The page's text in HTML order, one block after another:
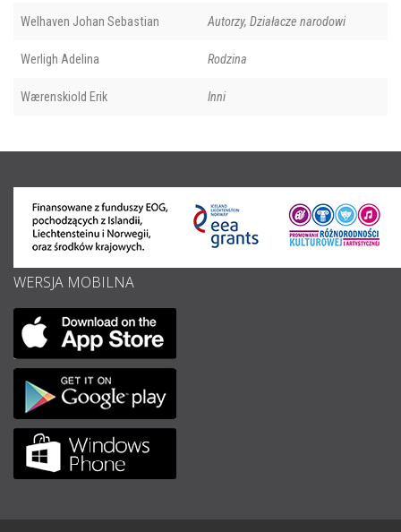
Welhaven Johan Sebastian Autorzy, Działacze narodowi
Werligh Adelina Rodzina
Wærenskiold Erik Inni
WERSJA MOBILNA